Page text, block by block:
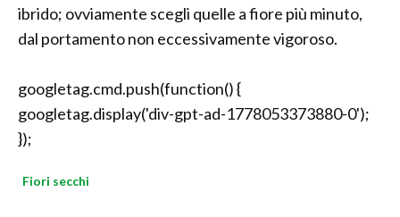
ibrido; ovviamente scegli quelle a fiore più minuto,
dal portamento non eccessivamente vigoroso.
googletag.cmd.push(function() {
googletag.display('div-gpt-ad-1778053373880-0');
});
Fiori secchi